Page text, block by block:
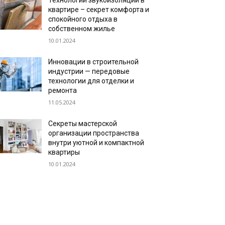
квартире – секрет комфорта и
спокойного отдыха в
собственном жилье
10.01.2024
Инновации в строительной
индустрии — передовые
технологии для отделки и
ремонта
11.05.2024
Секреты мастерской
организации пространства
внутри уютной и компактной
квартиры
10.01.2024